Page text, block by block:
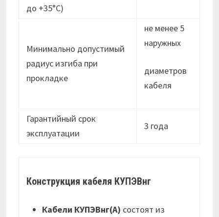
до +35°С)
Минимально допустимый
радиус изгиба при
прокладке
не менее 5
наружных
диаметров
кабеля
Гарантийный срок
эксплуатации
3 года
Конструкция кабеля КУПЭВнг
Кабели КУПЭВнг(А) состоят из